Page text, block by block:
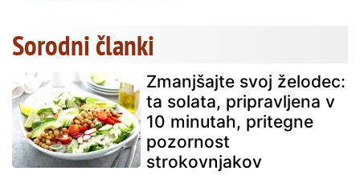
Sorodni članki
Zmanjšajte svoj želodec:
ta solata, pripravljena v
10 minutah, pritegne
pozornost
strokovnjakov